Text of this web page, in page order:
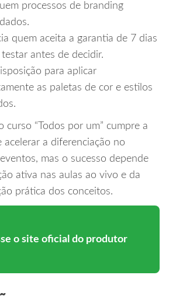
processos de branding
quem aceita a garantia de 7 dias
antes de decidir.
para aplicar
as paletas de cor e estilos
curso “Todos por um” cumpre a
acelerar a diferenciação no
mas o sucesso depende
ativa nas aulas ao vivo e da
prática dos conceitos.
o site oficial do produtor